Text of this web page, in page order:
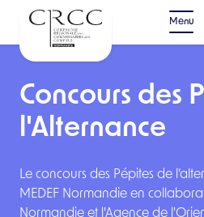
Menu
Concours des
l'Alternance
Le concours des Pépites de
MEDEF Normandie en
Normandie et l'Agence de